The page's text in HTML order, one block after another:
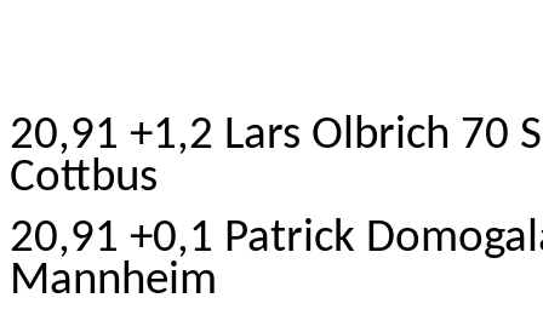
20,91 +1,2 Lars Olbrich 70
Cottbus
20,91 +0,1 Patrick
Mannheim